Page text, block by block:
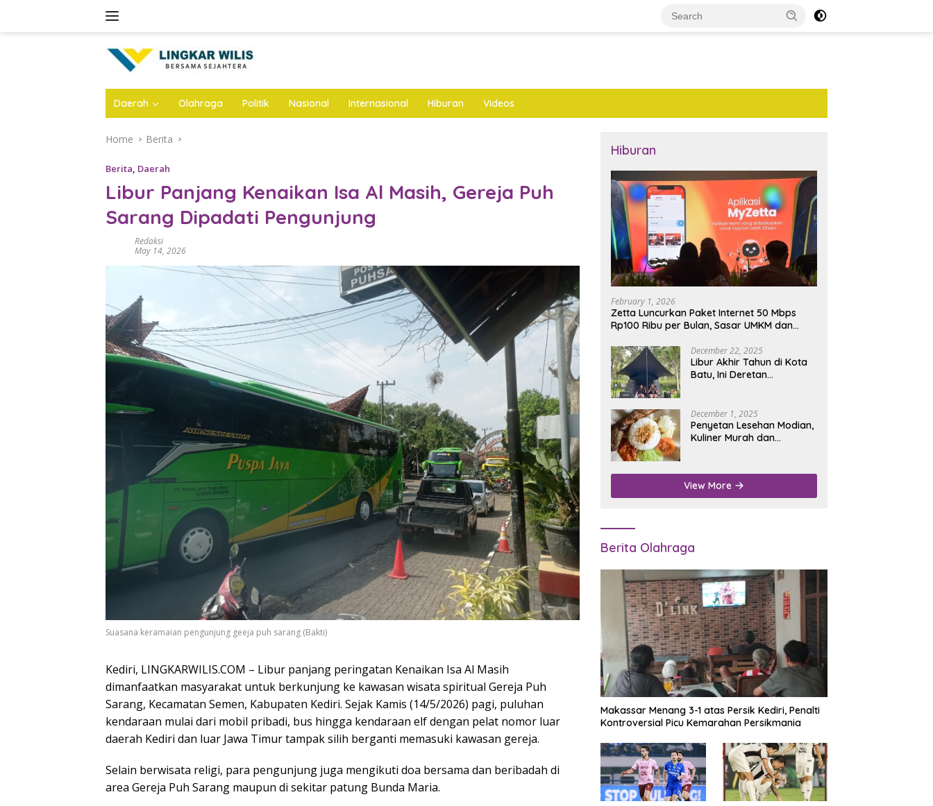
Daerah Olahraga Politik Nasional Internasional Hiburan Videos
Home Berita
Berita, Daerah
Libur Panjang Kenaikan Isa Al Masih, Gereja Puh
Sarang Dipadati Pengunjung
Redaksi
May 14, 2026
Suasana keramaian pengunjung geeja puh sarang (Bakti)
Kediri, LINGKARWILIS.COM – Libur panjang peringatan Kenaikan Isa Al Masih
dimanfaatkan masyarakat untuk berkunjung ke kawasan wisata spiritual Gereja Puh
Sarang, Kecamatan Semen, Kabupaten Kediri. Sejak Kamis (14/5/2026) pagi, puluhan
kendaraan mulai dari mobil pribadi, bus hingga kendaraan elf dengan pelat nomor luar
daerah Kediri dan luar Jawa Timur tampak silih berganti memasuki kawasan gereja.
Selain berwisata religi, para pengunjung juga mengikuti doa bersama dan beribadah di
area Gereja Puh Sarang maupun di sekitar patung Bunda Maria.
Hiburan
February 1, 2026
Zetta Luncurkan Paket Internet 50 Mbps
Rp100 Ribu per Bulan, Sasar UMKM dan
December 22, 2025
Libur Akhir Tahun di Kota
Batu, Ini Deretan
December 1, 2025
Penyetan Lesehan Modian,
Kuliner Murah dan
Nganjuk
View More
Berita Olahraga
Makassar Menang 3-1 atas Persik Kediri, Penalti
Kontroversial Picu Kemarahan Persikmania